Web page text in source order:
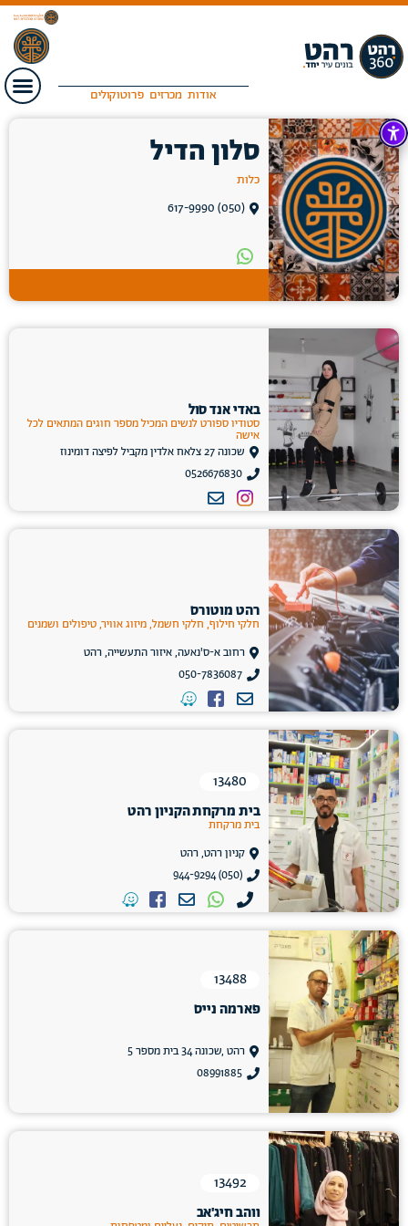
אודות מכרזים פרוטוקולים
סלון הדיל
כלות
(050) 617-9990
באדי אנד סול
סטודיו ספורט לנשים המכיל מספר חוגים המתאים לכל
אישה
שכונה 27 צלאח אלדין מקביל לפיצה דומינוז
0526676830
רהט מוטורס
חלקי חילוף, חלקי חשמל, מיזוג אוויר, טיפולים ושמנים
רחוב א-ס'נאעה, איזור התעשייה, רהט
050-7836087
13480
בית מרקחת הקניון רהט
בית מרקחת
קניון רהט, רהט
(050) 944-9294
13488
פארמה נייס
רהט ,שכונה 34 בית מספר 5
08991885
13492
ווהב חיג'אב